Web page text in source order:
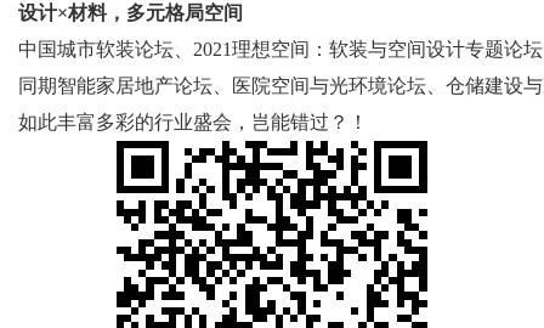
设计×材料，多元格局空间
中国城市软装论坛、2021理想空间：软装与空间设计专题论
同期智能家居地产论坛、医院空间与光环境论坛、仓储建设
如此丰富多彩的行业盛会，岂能错过？！